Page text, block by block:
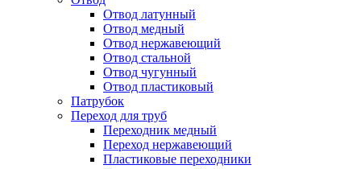
Отвод латунный
Отвод медный
Отвод нержавеющий
Отвод стальной
Отвод чугунный
Отвод пластиковый
Патрубок
Переход для труб
Переходник медный
Переход нержавеющий
Пластиковые переходники